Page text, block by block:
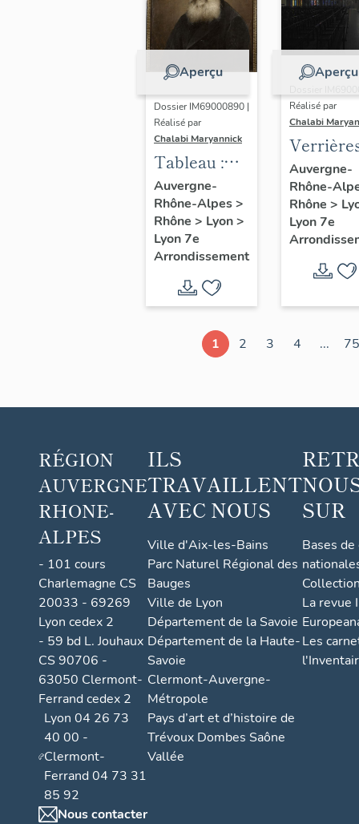
Aperçu
Dossier IM69000890 |
Réalisé par
Chalabi Maryannick
Tableau :
portrait du
Père
Augustin
Planque
Auvergne-
Rhône-Alpes>
Rhône > Lyon>
Lyon 7e
Arrondissement
Aperçu
Réalisé par
Chalabi
Auvergne-
Rhône-
Rhône >
Lyon 7e
1 2 3 4 ... 75
RÉGION
AUVERGNE
RHONE-
ALPES
- 101 cours
Charlemagne CS
20033 - 69269
Lyon cedex 2
- 59 bd L. Jouhaux
CS 90706 -
63050 Clermont-
Ferrand cedex 2
Lyon 04 26 73
40 00 -
Clermont-
Ferrand 04 73 31
85 92
Nous contacter
ILS
TRAVAILLENT
AVEC NOUS
Ville d'Aix-les-Bains
Parc Naturel Régional des
Bauges
Ville de Lyon
Département de la Savoie
Département de la Haute-
Savoie
Clermont-Auvergne-
Métropole
Pays d’art et d’histoire de
Trévoux Dombes Saône
Vallée
SUR
Bases
La revue
Les